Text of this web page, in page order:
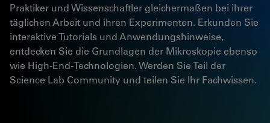
Praktiker und Wissenschaftler gleichermaßen bei ihrer
täglichen Arbeit und ihren Experimenten. Erkunden Sie
interaktive Tutorials und Anwendungshinweise,
entdecken Sie die Grundlagen der Mikroskopie ebenso
wie High-End-Technologien. Werden Sie Teil der
Science Lab Community und teilen Sie Ihr Fachwissen.